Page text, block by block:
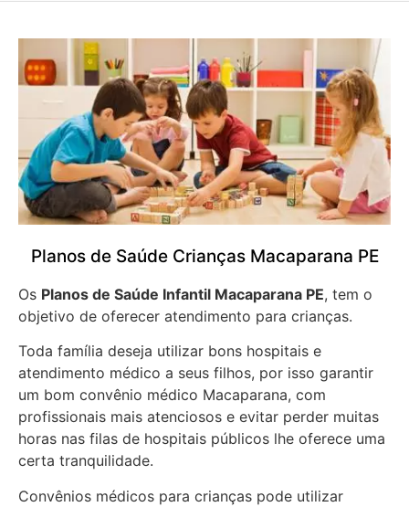
Planos de Saúde Crianças Macaparana PE
Os Planos de Saúde Infantil Macaparana PE, tem o
objetivo de oferecer atendimento para crianças.
Toda família deseja utilizar bons hospitais e
atendimento médico a seus filhos, por isso garantir
um bom convênio médico Macaparana, com
profissionais mais atenciosos e evitar perder muitas
horas nas filas de hospitais públicos lhe oferece uma
certa tranquilidade.
Convênios médicos para crianças pode utilizar